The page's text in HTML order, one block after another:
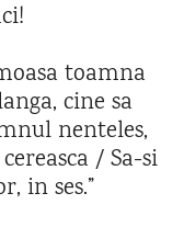
toamna
cine sa
nenteles,
/ Sa-si
in ses.”